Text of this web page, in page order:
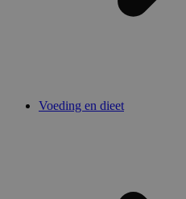
Voeding en dieet